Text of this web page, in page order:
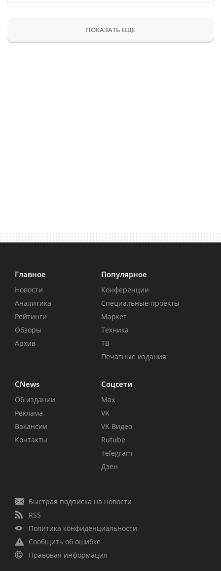
ПОКАЗАТЬ ЕЩЕ
Главное
Новости
Аналитика
Рейтинги
Обзоры
Архив
Популярное
Конференции
Специальные проекты
Маркет
Техника
ТВ
Печатные издания
CNews
Об издании
Реклама
Вакансии
Контакты
Соцсети
Max
VK
VK Видео
Rutube
Telegram
Дзен
Быстрая подписка на новости
RSS
Политика конфиденциальности
Сообщить об ошибке
Правовая информация